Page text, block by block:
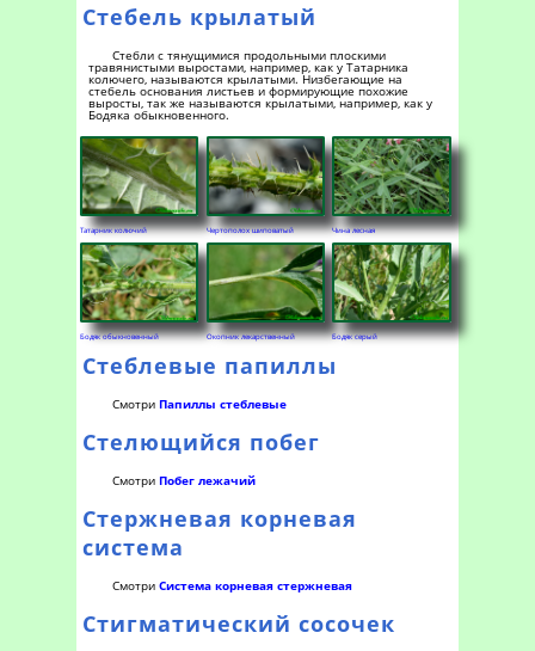
Стебель крылатый
Стебли с тянущимися продольными плоскими
травянистыми выростами, например, как у Татарника
колючего, называются крылатыми. Низбегающие на
стебель основания листьев и формирующие похожие
выросты, так же называются крылатыми, например, как у
Бодяка обыкновенного.
Татарник колючий Чертополох шиповатый Чина лесная
Бодяк обыкновенный Окопник лекарственный Бодяк серый
Стеблевые папиллы
Смотри Папиллы стеблевые
Стелющийся побег
Смотри Побег лежачий
Стержневая корневая
система
Смотри Система корневая стержневая
Стигматический сосочек